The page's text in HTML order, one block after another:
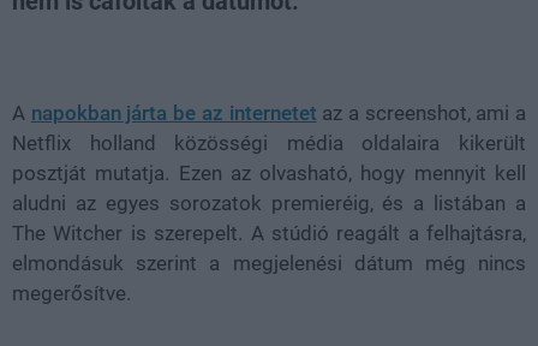
A napokban járta be az internetet az a screenshot, ami a
Netflix holland közösségi média oldalaira kikerült
posztját mutatja. Ezen az olvasható, hogy mennyit kell
aludni az egyes sorozatok premieréig, és a listában a
The Witcher is szerepelt. A stúdió reagált a felhajtásra,
elmondásuk szerint a megjelenési dátum még nincs
megerősítve.